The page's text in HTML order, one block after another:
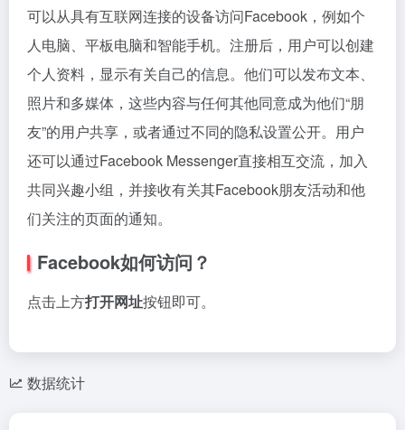
可以从具有互联网连接的设备访问Facebook，例如个
人电脑、平板电脑和智能手机。注册后，用户可以创建
个人资料，显示有关自己的信息。他们可以发布文本、
照片和多媒体，这些内容与任何其他同意成为他们“朋
友”的用户共享，或者通过不同的隐私设置公开。用户
还可以通过Facebook Messenger直接相互交流，加入
共同兴趣小组，并接收有关其Facebook朋友活动和他
们关注的页面的通知。
Facebook如何访问？
点击上方打开网址按钮即可。
数据统计